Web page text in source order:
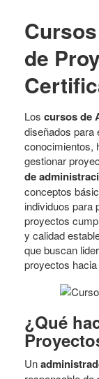
de
Los cursos de
diseñados para
conocimientos,
gestionar
de
conceptos
individuos para
proyectos
y calidad
que buscan
proyectos
¿Qué
Un